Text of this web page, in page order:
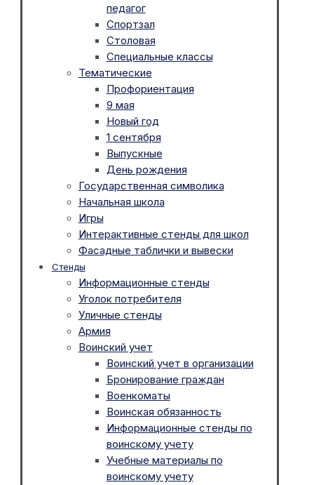
педагог
Спортзал
Столовая
Специальные классы
Тематические
Профориентация
9 мая
Новый год
1 сентября
Выпускные
День рождения
Государственная символика
Начальная школа
Игры
Интерактивные стенды для школ
Фасадные таблички и вывески
Стенды
Информационные стенды
Уголок потребителя
Уличные стенды
Армия
Воинский учет
Воинский учет в организации
Бронирование граждан
Военкоматы
Воинская обязанность
Информационные стенды по
воинскому учету
Учебные материалы по
воинскому учету